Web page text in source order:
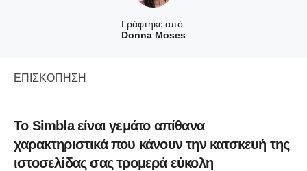
Γράφτηκε από:
Donna Moses
ΕΠΙΣΚΌΠΗΣΗ
Το Simbla είναι γεμάτο απίθανα
χαρακτηριστικά που κάνουν την κατσκευή της
ιστοσελίδας σας τρομερά εύκολη